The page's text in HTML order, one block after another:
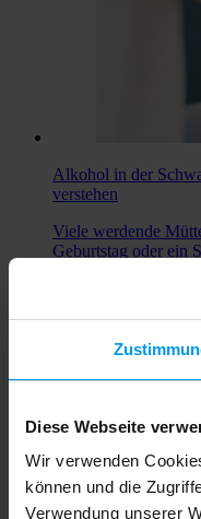
Diese Webseite
Wir verwenden
können und die
Verwendung unserer
Alkohol in der
verstehen
Viele werdende
Geburtstag oder ein
Konsum. Die
Alkohol so
Mehr lesen